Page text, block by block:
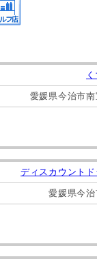
愛媛県今治市
ディスカウント
愛媛県今